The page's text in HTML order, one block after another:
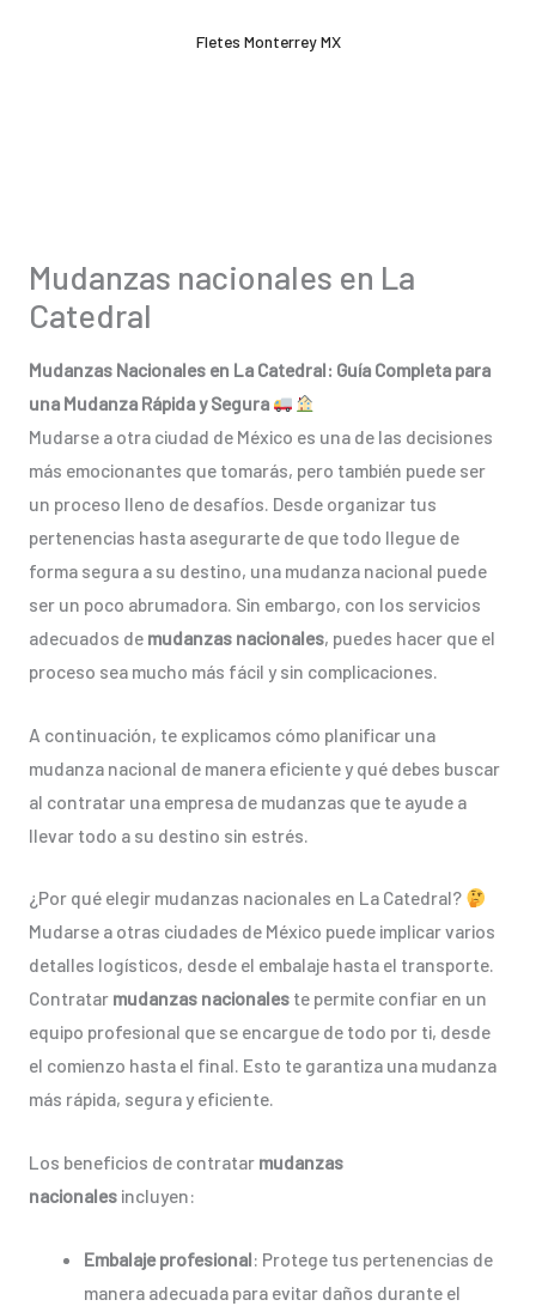
Fletes Monterrey MX
Mudanzas nacionales en La
Catedral
Mudanzas Nacionales en La Catedral: Guía Completa para
una Mudanza Rápida y Segura
Mudarse a otra ciudad de México es una de las decisiones
más emocionantes que tomarás, pero también puede ser
un proceso lleno de desafíos. Desde organizar tus
pertenencias hasta asegurarte de que todo llegue de
forma segura a su destino, una mudanza nacional puede
ser un poco abrumadora. Sin embargo, con los servicios
adecuados de mudanzas nacionales, puedes hacer que el
proceso sea mucho más fácil y sin complicaciones.
A continuación, te explicamos cómo planificar una
mudanza nacional de manera eficiente y qué debes buscar
al contratar una empresa de mudanzas que te ayude a
llevar todo a su destino sin estrés.
¿Por qué elegir mudanzas nacionales en La Catedral?
Mudarse a otras ciudades de México puede implicar varios
detalles logísticos, desde el embalaje hasta el transporte.
Contratar mudanzas nacionaleste permite confiar en un
equipo profesional que se encargue de todo por ti, desde
el comienzo hasta el final. Esto te garantiza una mudanza
más rápida, segura y eficiente.
Los beneficios de contratar mudanzas
nacionalesincluyen:
Embalaje profesional: Protege tus pertenencias de
manera adecuada para evitar daños durante el